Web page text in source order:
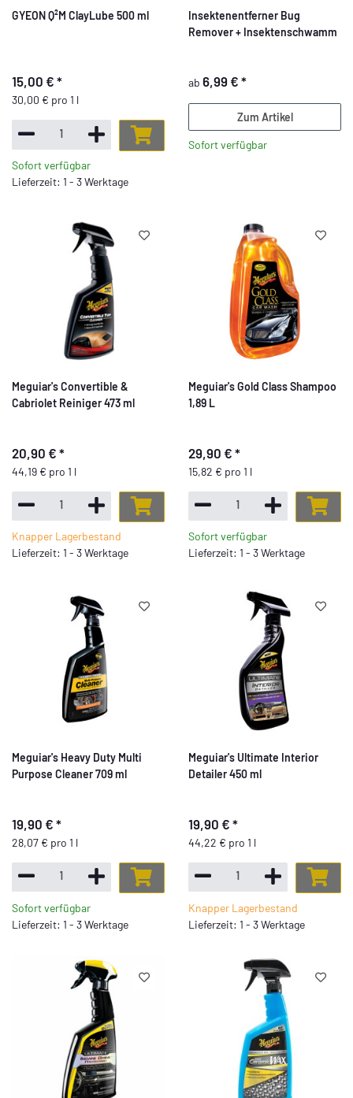
GYEON Q²M ClayLube 500 ml
15,00 € *
30,00 € pro 1 l
Sofort verfügbar
Lieferzeit: 1 - 3 Werktage
Insektenentferner Bug
Remover + Insektenschwamm
ab 6,99 € *
Zum Artikel
Sofort verfügbar
Meguiar's Convertible &
Cabriolet Reiniger 473 ml
20,90 € *
44,19 € pro 1 l
Knapper Lagerbestand
Lieferzeit: 1 - 3 Werktage
Meguiar's Gold Class Shampoo
1,89 L
29,90 € *
15,82 € pro 1 l
Sofort verfügbar
Lieferzeit: 1 - 3 Werktage
Meguiar's Heavy Duty Multi
Purpose Cleaner 709 ml
19,90 € *
28,07 € pro 1 l
Sofort verfügbar
Lieferzeit: 1 - 3 Werktage
Meguiar's Ultimate Interior
Detailer 450 ml
19,90 € *
44,22 € pro 1 l
Knapper Lagerbestand
Lieferzeit: 1 - 3 Werktage